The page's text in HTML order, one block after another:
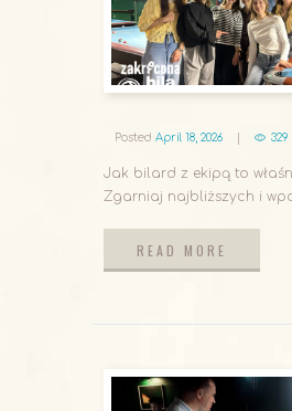
Posted April 18, 2026 329
Jak bilard z ekipą to
Zgarniaj najbliższych i
READ MORE